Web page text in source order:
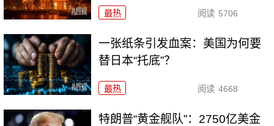
最热 阅读 5706
一张纸条引发血案：美国为何要
替日本“托底”？
最热 阅读 4668
特朗普“黄金舰队”：2750亿美金